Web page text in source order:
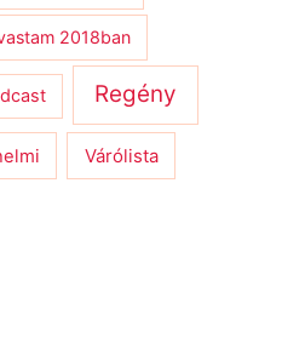
2018ban
Regény
Várólista